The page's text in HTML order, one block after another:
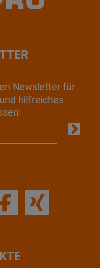
Newsletter für
hilfreiches